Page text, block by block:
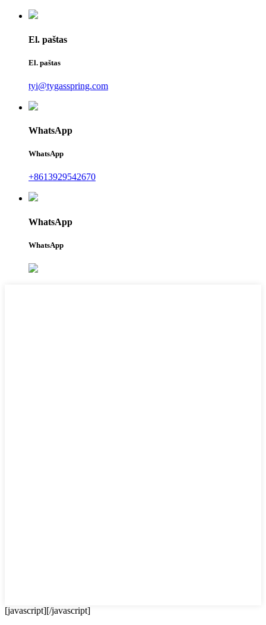
El. paštas
El. paštas
tyi@tygasspring.com
WhatsApp
WhatsApp
+8613929542670
WhatsApp
WhatsApp
[javascript][/javascript]